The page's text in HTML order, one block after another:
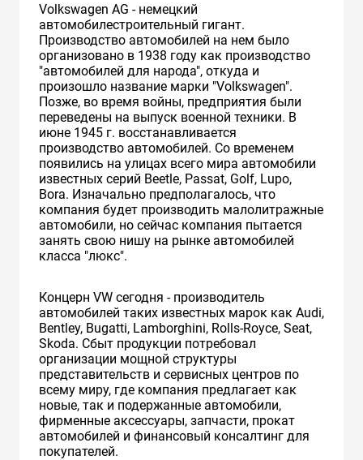
Volkswagen AG - немецкий
автомобилестроительный гигант.
Производство автомобилей на нем было
организовано в 1938 году как производство
"автомобилей для народа", откуда и
произошло название марки "Volkswagen".
Позже, во время войны, предприятия были
переведены на выпуск военной техники. В
июне 1945 г. восстанавливается
производство автомобилей. Cо временем
появились на улицах всего мира автомобили
известных серий Beetle, Passat, Golf, Lupo,
Bora. Изначально предполагалось, что
компания будет производить малолитражные
автомобили, но сейчас компания пытается
занять свою нишу на рынке автомобилей
класса "люкс".
Концерн VW сегодня - производитель
автомобилей таких известных марок как Audi,
Bentley, Bugatti, Lamborghini, Rolls-Royce, Seat,
Skoda. Сбыт продукции потребовал
организации мощной структуры
представительств и сервисных центров по
всему миру, где компания предлагает как
новые, так и подержанные автомобили,
фирменные аксессуары, запчасти, прокат
автомобилей и финансовый консалтинг для
покупателей.